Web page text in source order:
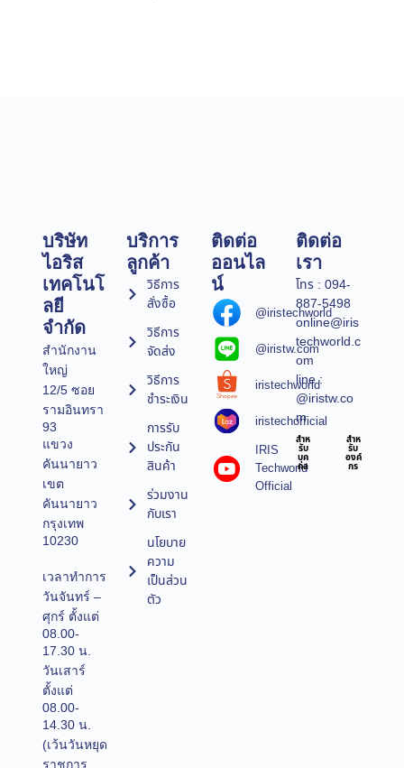
บริษัท
ไอริส
เทคโนโ
ลยี
จำกัด
สำนักงาน
ใหญ่
12/5 ซอย
รามอินทรา
93
แขวง
คันนายาว
เขต
คันนายาว
กรุงเทพ
10230
เวลาทำการ
วันจันทร์ –
ศุกร์ ตั้งแต่
08.00-
17.30 น.
วันเสาร์
ตั้งแต่
08.00-
14.30 น.
(เว้นวันหยุด
ราชการ
บริการ
ลูกค้า
วิธีการ
สั่งซื้อ
วิธีการ
จัดส่ง
วิธีการ
ชำระเงิน
การรับ
ประกัน
สินค้า
ร่วมงาน
กับเรา
นโยบาย
ความ
เป็นส่วน
ตัว
ติดต่อ
ออนไล
น์
@iristechworld
@iristw.com
iristechworld
iristechofficial
IRIS
Techworld
Official
ติดต่อ
เรา
โทร : 094-
887-5498
online@iris
techworld.c
om
line :
@iristw.co
m
สำห
รับ
บุค
คล
สำห
รับ
องค์
กร